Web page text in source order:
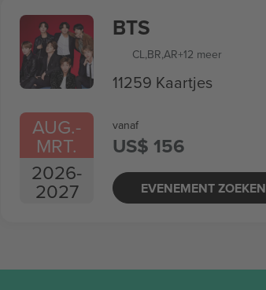
AUG.-
MRT.
2026-
2027
BTS
CL,BR,AR+12 meer
11259 Kaartjes
vanaf
US$ 156
EVENEMENT ZOEKEN